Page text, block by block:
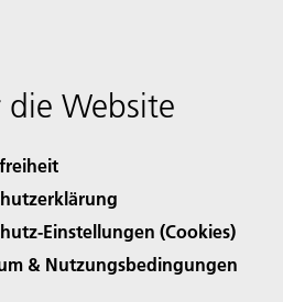
die Website
Einstellungen (Cookies)
& Nutzungsbedingungen